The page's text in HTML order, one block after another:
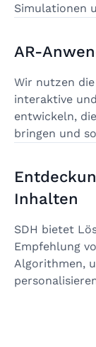
Simulationen
AR-
Wir nutzen
interaktive
entwickeln,
bringen und
Inhalten
SDH bietet
Empfehlung
Algorithmen,